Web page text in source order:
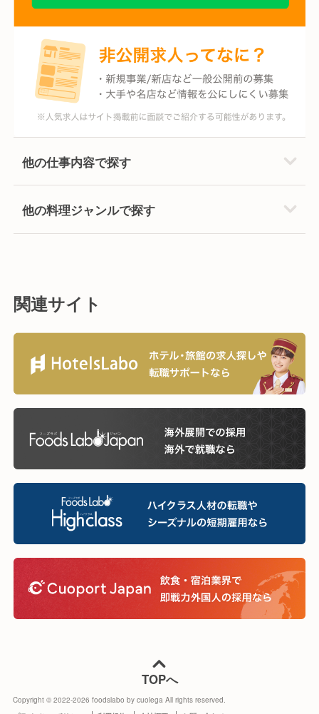
他の仕事内容で探す
他の料理ジャンルで探す
関連サイト
TOPへ
Copyright © 2022-2026 foodslabo by cuolega All rights reserved.